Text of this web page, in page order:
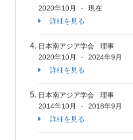
2020年10月 -
現在
詳細を見る
日本南アジア学会 理事
2020年10月
-
2024年9月
詳細を見る
日本南アジア学会 理事
2014年10月
-
2018年9月
詳細を見る